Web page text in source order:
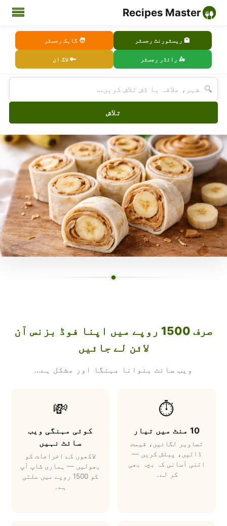
Recipes Master
🏨 ریسٹورنٹ رجسٹر 🧑 گاہک رجسٹر
🛵 رائڈر رجسٹر 🔑 لاگ ان
🔍
تلاش
صرف 1500 روپے میں اپنا فوڈ بزنس آن
لائن لے جائیں
ویب سائٹ بنوانا مہنگا اور مشکل ہے...
⏱️
10 منٹ میں تیار
تصاویر لگائیں، قیمت
ڈالیں، پبلش کریں —
اتنی آسانی کہ بچہ بھی
کر لے۔
💸
کوئی مہنگی ویب
سائٹ نہیں
لاکھوں کے اخراجات کو
بھولیں — ہماری شاپ آپ
کو 1500 روپے میں ملتی
ہے۔